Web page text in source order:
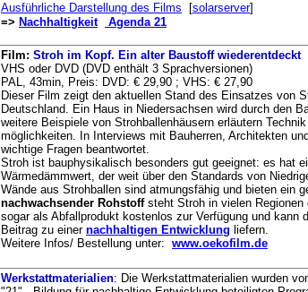
Ausführliche Darstellung des Films
[solarserver]
=> Nachhaltigkeit Agenda 21
Film: Stroh im Kopf. Ein alter Baustoff wiederentdeckt
VHS oder DVD (DVD enthält 3 Sprachversionen)
PAL, 43min, Preis: DVD: € 29,90 ; VHS: € 27,90
Dieser Film zeigt den aktuellen Stand des Einsatzes von
Deutschland. Ein Haus in Niedersachsen wird durch den
weitere Beispiele von Strohballenhäusern erläutern
möglichkeiten. In Interviews mit Bauherren, Architekten
wichtige Fragen beantwortet.
Stroh ist bauphysikalisch besonders gut geeignet: es hat
Wärmedämmwert, der weit über den Standards von
Wände aus Strohballen sind atmungsfähig und bieten ein
nachwachsender Rohstoffsteht Stroh in vielen Regionen
sogar als Abfallprodukt kostenlos zur Verfügung und kann
Beitrag zu einer nachhaltigen Entwicklung liefern.
Weitere Infos/ Bestellung unter: www.oekofilm.de
Werkstattmaterialien: Die Werkstattmaterialien wurden